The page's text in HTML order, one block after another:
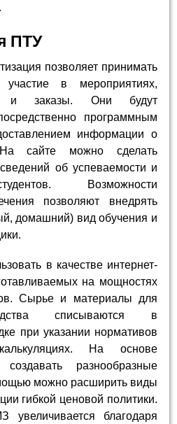
ПТУ
позволяет принимать
в мероприятиях,
и заказы. Они будут
программным
информации о
сайте можно сделать
об успеваемости и
Возможности
позволяют внедрять
домашний) вид обучения и
в качестве интернет-
на мощностях
Сырье и материалы для
списываются в
при указании нормативов
На основе
разнообразные
можно расширить виды
гибкой ценовой политики.
увеличивается благодаря